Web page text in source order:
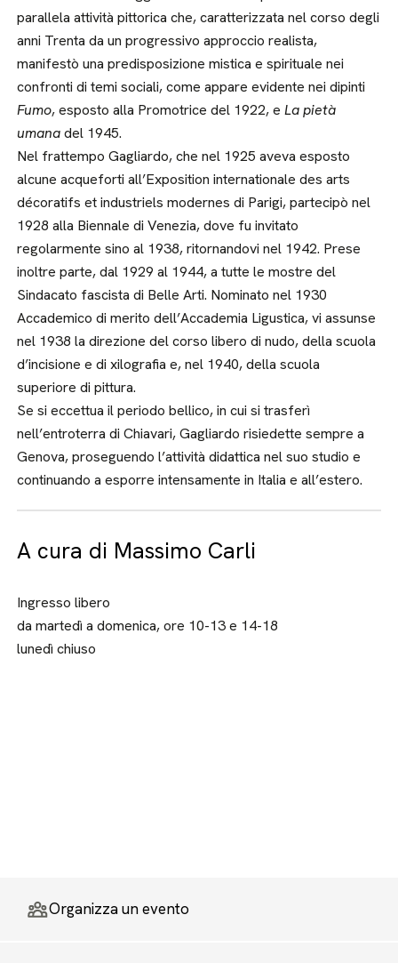
parallela attività pittorica che, caratterizzata nel corso degli
anni Trenta da un progressivo approccio realista,
manifestò una predisposizione mistica e spirituale nei
confronti di temi sociali, come appare evidente nei dipinti
Fumo, esposto alla Promotrice del 1922, eLa pietà
umanadel 1945.
Nel frattempo Gagliardo, che nel 1925 aveva esposto
alcune acqueforti all’Exposition internationale des arts
décoratifs et industriels modernes di Parigi, partecipò nel
1928 alla Biennale di Venezia, dove fu invitato
regolarmente sino al 1938, ritornandovi nel 1942. Prese
inoltre parte, dal 1929 al 1944, a tutte le mostre del
Sindacato fascista di Belle Arti. Nominato nel 1930
Accademico di merito dell’Accademia Ligustica, vi assunse
nel 1938 la direzione del corso libero di nudo, della scuola
d’incisione e di xilografia e, nel 1940, della scuola
superiore di pittura.
Se si eccettua il periodo bellico, in cui si trasferì
nell’entroterra di Chiavari, Gagliardo risiedette sempre a
Genova, proseguendo l’attività didattica nel suo studio e
continuando a esporre intensamente in Italia e all’estero.
A cura di Massimo Carli
Ingresso libero
da martedì a domenica, ore 10-13 e 14-18
lunedì chiuso
Organizza un evento